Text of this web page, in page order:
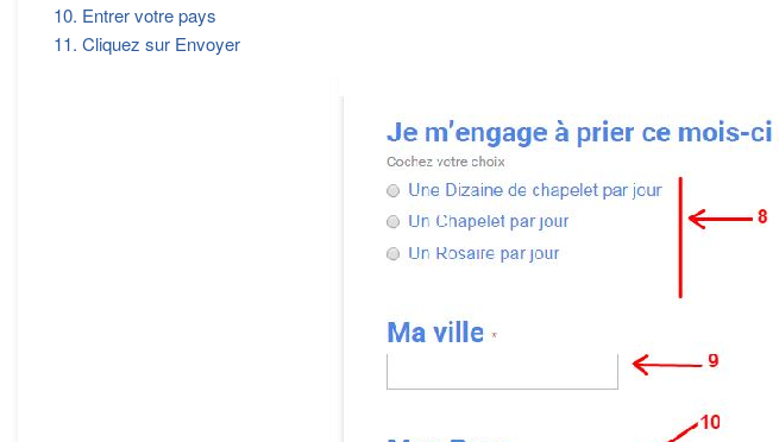
10. Entrer votre pays
11. Cliquez sur Envoyer